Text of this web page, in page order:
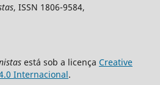
, ISSN 1806-9584,
está sob a licença Creative
Internacional.